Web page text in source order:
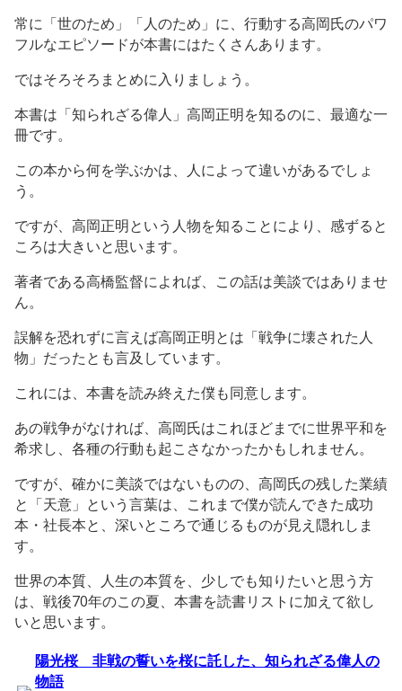
常に「世のため」「人のため」に、行動する高岡氏のパワ
フルなエピソードが本書にはたくさんあります。
ではそろそろまとめに入りましょう。
本書は「知られざる偉人」高岡正明を知るのに、最適な一
冊です。
この本から何を学ぶかは、人によって違いがあるでしょ
う。
ですが、高岡正明という人物を知ることにより、感ずると
ころは大きいと思います。
著者である高橋監督によれば、この話は美談ではありませ
ん。
誤解を恐れずに言えば高岡正明とは「戦争に壊された人
物」だったとも言及しています。
これには、本書を読み終えた僕も同意します。
あの戦争がなければ、高岡氏はこれほどまでに世界平和を
希求し、各種の行動も起こさなかったかもしれません。
ですが、確かに美談ではないものの、高岡氏の残した業績
と「天意」という言葉は、これまで僕が読んできた成功
本・社長本と、深いところで通じるものが見え隠れしま
す。
世界の本質、人生の本質を、少しでも知りたいと思う方
は、戦後70年のこの夏、本書を読書リストに加えて欲し
いと思います。
陽光桜 非戦の誓いを桜に託した、知られざる偉人の
物語